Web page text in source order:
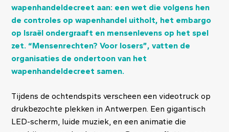
wapenhandeldecreet aan: een wet die volgens hen
de controles op wapenhandel uitholt, het embargo
op Israël ondergraaft en mensenlevens op het spel
zet. “Mensenrechten? Voor losers”, vatten de
organisaties de ondertoon van het
wapenhandeldecreet samen.
Tijdens de ochtendspits verscheen een videotruck op
drukbezochte plekken in Antwerpen. Een gigantisch
LED-scherm, luide muziek, en een animatie die